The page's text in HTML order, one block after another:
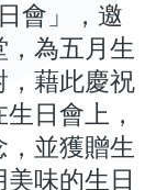
會」，邀
為五月生
，藉此慶祝
日會上，
並獲贈生
味的生日